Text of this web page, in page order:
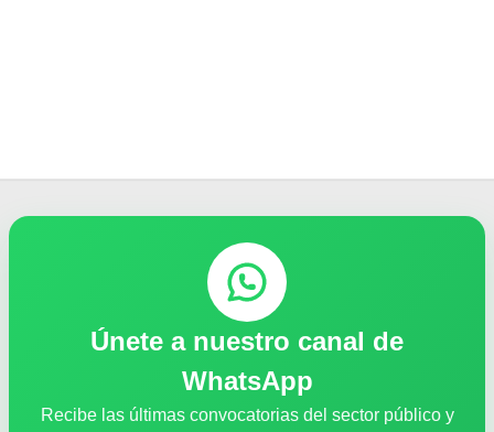
Únete a nuestro canal de
WhatsApp
Recibe las últimas convocatorias del sector público y